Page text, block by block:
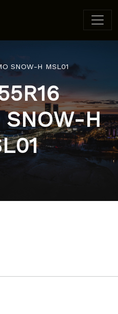
SNOW-H MSL01
SNOW-H